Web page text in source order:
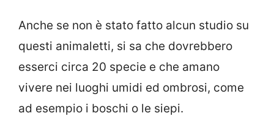
Anche se non è stato fatto alcun studio su
questi animaletti, si sa che dovrebbero
esserci circa 20 specie e che amano
vivere nei luoghi umidi ed ombrosi, come
ad esempio i boschi o le siepi.